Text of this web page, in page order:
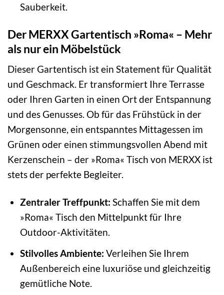
Sauberkeit.
Der MERXX Gartentisch »Roma« – Mehr
als nur ein Möbelstück
Dieser Gartentisch ist ein Statement für Qualität
und Geschmack. Er transformiert Ihre Terrasse
oder Ihren Garten in einen Ort der Entspannung
und des Genusses. Ob für das Frühstück in der
Morgensonne, ein entspanntes Mittagessen im
Grünen oder einen stimmungsvollen Abend mit
Kerzenschein – der »Roma« Tisch von MERXX ist
stets der perfekte Begleiter.
Zentraler Treffpunkt: Schaffen Sie mit dem
»Roma« Tisch den Mittelpunkt für Ihre
Outdoor-Aktivitäten.
Stilvolles Ambiente: Verleihen Sie Ihrem
Außenbereich eine luxuriöse und gleichzeitig
gemütliche Note.